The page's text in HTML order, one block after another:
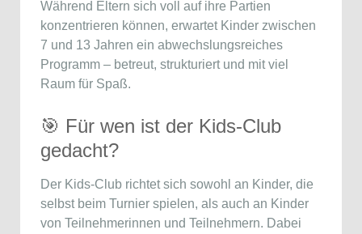
Während Eltern sich voll auf ihre Partien
konzentrieren können, erwartet Kinder zwischen
7 und 13 Jahren ein abwechslungsreiches
Programm – betreut, strukturiert und mit viel
Raum für Spaß.
🎯 Für wen ist der Kids-Club
gedacht?
Der Kids-Club richtet sich sowohl an Kinder, die
selbst beim Turnier spielen, als auch an Kinder
von Teilnehmerinnen und Teilnehmern. Dabei